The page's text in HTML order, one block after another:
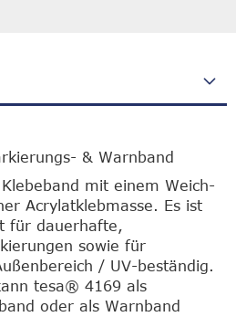
& Warnband
mit einem Weich-
Acrylatklebmasse. Es ist
für dauerhafte,
sowie für
/ UV-beständig.
tesa® 4169 als
oder als Warnband